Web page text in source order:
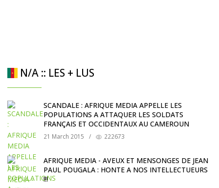
N/A :: LES + LUS
SCANDALE : AFRIQUE MEDIA APPELLE LES
POPULATIONS A ATTAQUER LES SOLDATS
FRANÇAIS ET OCCIDENTAUX AU CAMEROUN
21 March 2015 / 222673
AFRIQUE MEDIA - AVEUX ET MENSONGES DE JEAN
PAUL POUGALA : HONTE A NOS INTELLECTUEURS
!!!